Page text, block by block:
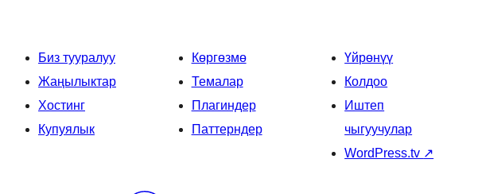
Биз тууралуу
Жаңылыктар
Хостинг
Купуялык
Көргөзмө
Темалар
Плагиндер
Паттерндер
Үйрөнүү
Колдоо
Иштеп
чыгуучулар
WordPress.tv ↗